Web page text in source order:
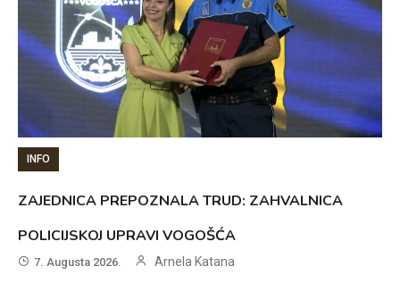
INFO
ZAJEDNICA PREPOZNALA TRUD: ZAHVALNICA
POLICIJSKOJ UPRAVI VOGOŠĆA
7. Augusta 2026. Arnela Katana